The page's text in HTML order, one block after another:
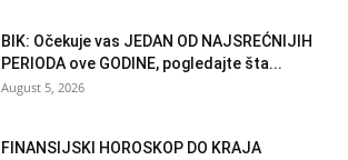
BIK: Očekuje vas JEDAN OD NAJSREĆNIJIH
PERIODA ove GODINE, pogledajte šta...
August 5, 2026
FINANSIJSKI HOROSKOP DO KRAJA